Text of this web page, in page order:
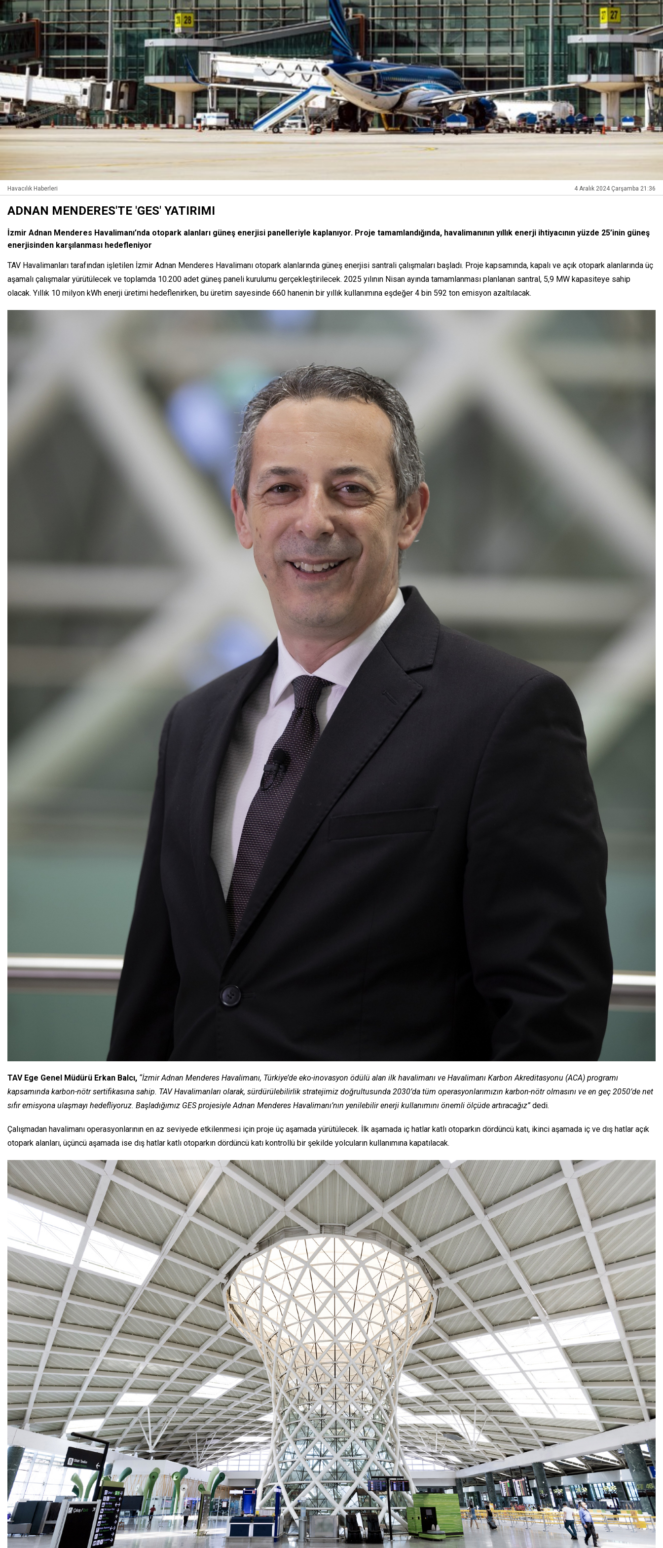
Havacılık Haberleri 4 Aralık 2024 Çarşamba 21:36
ADNAN MENDERES'TE 'GES' YATIRIMI
İzmir Adnan Menderes Havalimanı’nda otopark alanları güneş enerjisi panelleriyle kaplanıyor. Proje tamamlandığında, havalimanının yıllık enerji ihtiyacının yüzde 25’inin güneş
enerjisinden karşılanması hedefleniyor
TAV Havalimanları tarafından işletilen İzmir Adnan Menderes Havalimanı otopark alanlarında güneş enerjisi santrali çalışmaları başladı. Proje kapsamında, kapalı ve açık otopark alanlarında üç
aşamalı çalışmalar yürütülecek ve toplamda 10.200 adet güneş paneli kurulumu gerçekleştirilecek. 2025 yılının Nisan ayında tamamlanması planlanan santral, 5,9 MW kapasiteye sahip
olacak. Yıllık 10 milyon kWh enerji üretimi hedeflenirken, bu üretim sayesinde 660 hanenin bir yıllık kullanımına eşdeğer 4 bin 592 ton emisyon azaltılacak.
TAV Ege Genel Müdürü Erkan Balcı, “İzmir Adnan Menderes Havalimanı, Türkiye’de eko-inovasyon ödülü alan ilk havalimanı ve Havalimanı Karbon Akreditasyonu (ACA) programı
kapsamında karbon-nötr sertifikasına sahip. TAV Havalimanları olarak, sürdürülebilirlik stratejimiz doğrultusunda 2030’da tüm operasyonlarımızın karbon-nötr olmasını ve en geç 2050’de net
sıfır emisyona ulaşmayı hedefliyoruz. Başladığımız GES projesiyle Adnan Menderes Havalimanı’nın yenilebilir enerji kullanımını önemli ölçüde artıracağız”dedi.
Çalışmadan havalimanı operasyonlarının en az seviyede etkilenmesi için proje üç aşamada yürütülecek. İlk aşamada iç hatlar katlı otoparkın dördüncü katı, ikinci aşamada iç ve dış hatlar açık
otopark alanları, üçüncü aşamada ise dış hatlar katlı otoparkın dördüncü katı kontrollü bir şekilde yolcuların kullanımına kapatılacak.